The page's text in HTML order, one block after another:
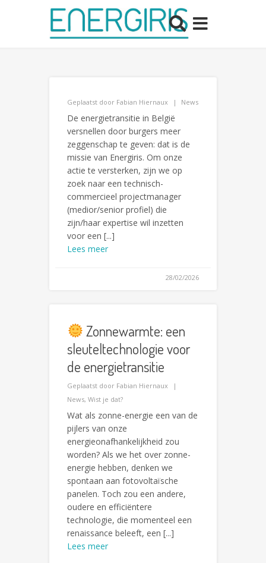
Geplaatst door Fabian Hiernaux News
De energietransitie in België
versnellen door burgers meer
zeggenschap te geven: dat is de
missie van Energiris. Om onze
actie te versterken, zijn we op
zoek naar een technisch-
commercieel projectmanager
(medior/senior profiel) die
zijn/haar expertise wil inzetten
voor een [...]
Lees meer
28/02/2026
Zonnewarmte: een
sleuteltechnologie voor
de energietransitie
Geplaatst door Fabian Hiernaux
News, Wist je dat?
Wat als zonne-energie een van de
pijlers van onze
energieonafhankelijkheid zou
worden? Als we het over zonne-
energie hebben, denken we
spontaan aan fotovoltaïsche
panelen. Toch zou een andere,
oudere en efficiëntere
technologie, die momenteel een
renaissance beleeft, een [...]
Lees meer